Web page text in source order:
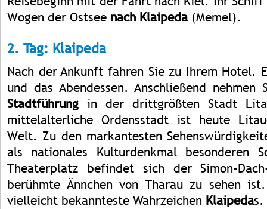
Wogen der Ostsee nach Klaipeda (Memel).
2. Tag: Klaipeda
Nach der Ankunft fahren Sie zu Ihrem Hotel.
und das Abendessen. Anschließend
Stadtführung in der drittgrößten Stadt
mittelalterliche Ordensstadt ist heute
Welt. Zu den markantesten
als nationales Kulturdenkmal besonderen
Theaterplatz befindet sich der Simon-
berühmte Ännchen von Tharau zu sehen
vielleicht bekannteste Wahrzeichen Klaipedas.